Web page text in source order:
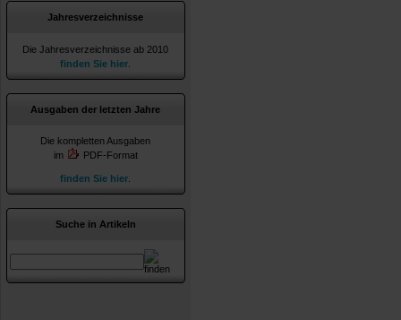
Jahresverzeichnisse
Die Jahresverzeichnisse ab 2010
finden Sie hier
Ausgaben der letzten Jahre
Die kompletten Ausgaben
im
PDF-Format
finden Sie hier
Suche in Artikeln